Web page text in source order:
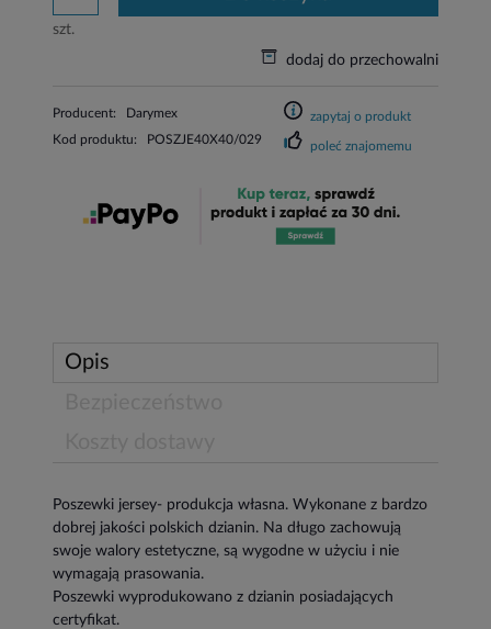
szt.
dodaj do przechowalni
Producent:
Darymex
Kod produktu:
POSZJE40X40/029
zapytaj o produkt
poleć znajomemu
Opis
Poszewki jersey- produkcja własna. Wykonane z bardzo
dobrej jakości polskich dzianin. Na długo zachowują
swoje walory estetyczne, są wygodne w użyciu i nie
wymagają prasowania.
Poszewki wyprodukowano z dzianin posiadających
certyfikat.